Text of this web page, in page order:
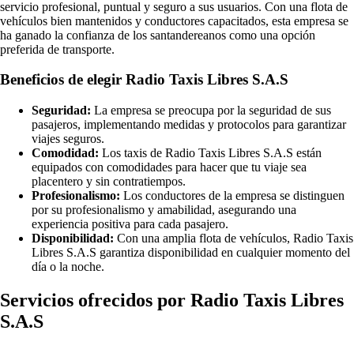
servicio profesional, puntual y seguro a sus usuarios. Con una flota de
vehículos bien mantenidos y conductores capacitados, esta empresa se
ha ganado la confianza de los santandereanos como una opción
preferida de transporte.
Beneficios de elegir Radio Taxis Libres S.A.S
Seguridad: La empresa se preocupa por la seguridad de sus
pasajeros, implementando medidas y protocolos para garantizar
viajes seguros.
Comodidad: Los taxis de Radio Taxis Libres S.A.S están
equipados con comodidades para hacer que tu viaje sea
placentero y sin contratiempos.
Profesionalismo: Los conductores de la empresa se distinguen
por su profesionalismo y amabilidad, asegurando una
experiencia positiva para cada pasajero.
Disponibilidad: Con una amplia flota de vehículos, Radio Taxis
Libres S.A.S garantiza disponibilidad en cualquier momento del
día o la noche.
Servicios ofrecidos por Radio Taxis Libres
S.A.S